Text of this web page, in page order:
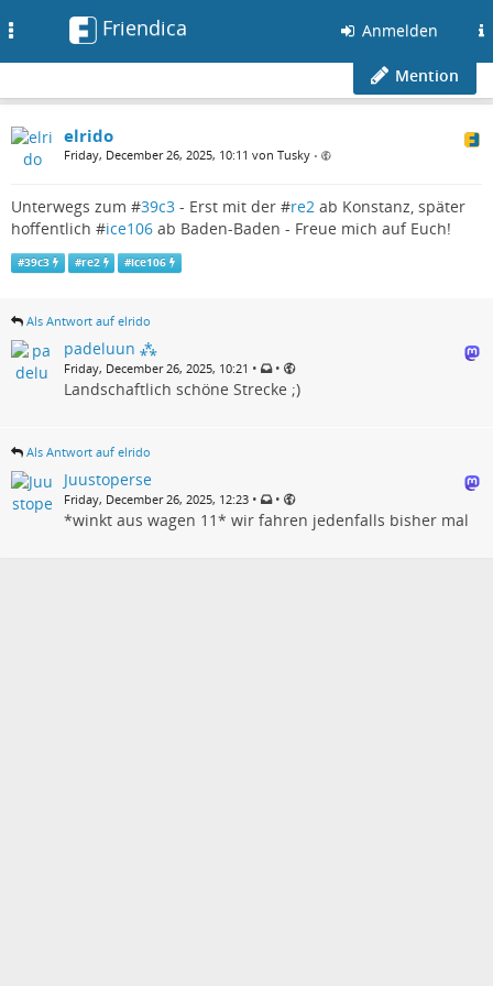
Friendica Anmelden
Mention
elrido
Friday, December 26, 2025, 10:11 von Tusky •
Unterwegs zum #39c3 - Erst mit der #re2 ab Konstanz, später
hoffentlich #ice106 ab Baden-Baden - Freue mich auf Euch!
#39c3 #re2 #ice106
Als Antwort auf elrido
padeluun ⁂
Friday, December 26, 2025, 10:21 • •
Landschaftlich schöne Strecke ;)
Als Antwort auf elrido
Juustoperse
Friday, December 26, 2025, 12:23 • •
*winkt aus wagen 11* wir fahren jedenfalls bisher mal